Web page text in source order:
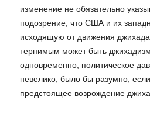
изменение не обязательно
подозрение, что США и их
исходящую от движения
терпимым может быть
одновременно, политическое
невелико, было бы разумно,
предстоящее возрождение